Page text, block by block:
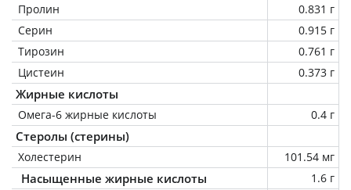
Пролин
0.831 г
Серин
0.915 г
Тирозин
0.761 г
Цистеин
0.373 г
Жирные кислоты
Омега-6 жирные кислоты 0.4 г
Стеролы (стерины)
Холестерин 101.54 мг
Насыщенные жирные кислоты
1.6 г